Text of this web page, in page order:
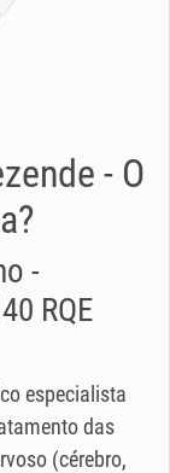
- O
-
RQE
especialista
das
(cérebro,